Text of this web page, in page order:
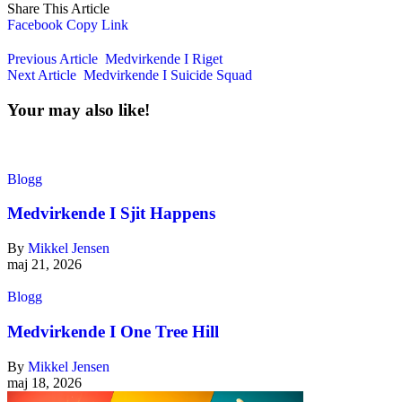
Share This Article
Facebook Copy Link
Previous Article Medvirkende I Riget
Next Article Medvirkende I Suicide Squad
Your may also like!
Blogg
Medvirkende I Sjit Happens
By Mikkel Jensen
maj 21, 2026
Blogg
Medvirkende I One Tree Hill
By Mikkel Jensen
maj 18, 2026